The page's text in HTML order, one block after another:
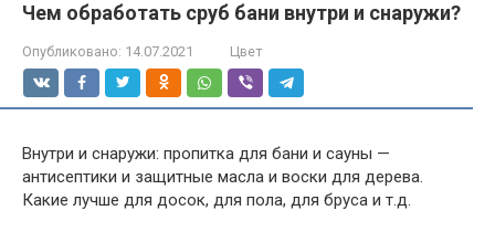
Чем обработать сруб бани внутри и снаружи?
Опубликовано: 14.07.2021 Цвет
Внутри и снаружи: пропитка для бани и сауны —
антисептики и защитные масла и воски для дерева.
Какие лучше для досок, для пола, для бруса и т.д.